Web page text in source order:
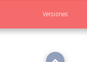
Versiones